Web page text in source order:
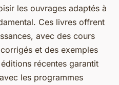
les ouvrages adaptés à
Ces livres offrent
avec des cours
et des exemples
récentes garantit
les programmes